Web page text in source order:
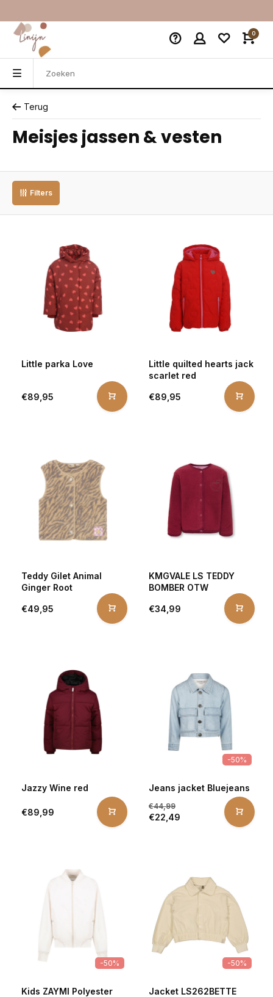
0
Terug
Meisjes jassen & vesten
Filters
Little parka Love
€89,95
Little quilted hearts jack
scarlet red
€89,95
Teddy Gilet Animal
Ginger Root
€49,95
KMGVALE LS TEDDY
BOMBER OTW
€34,99
Jazzy Wine red
€89,99
-50%
Jeans jacket Bluejeans
€44,99
€22,49
-50%
Kids ZAYMI Polyester
-50%
Jacket LS262BETTE